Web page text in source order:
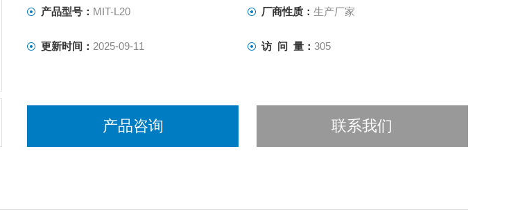
产品型号： MIT-L20 厂商性质： 生产厂家
更新时间： 2025-09-11 访 问 量： 305
产品咨询 联系我们